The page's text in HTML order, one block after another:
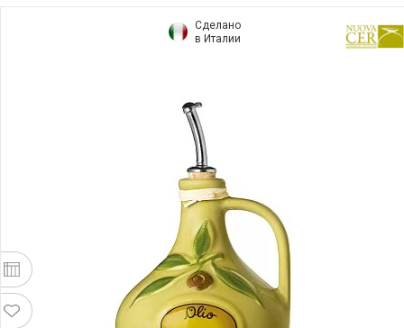
Сделано
в Италии